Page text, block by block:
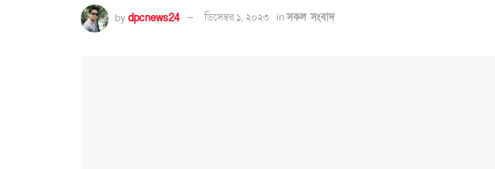
by dpcnews24 ডিসেম্বর ১, ২০২৩ inসকল সংবাদ